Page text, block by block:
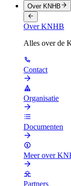
Over KNHB
Over KNHB
Alles over de
Contact
Organisatie
Documenten
Meer over
Partners